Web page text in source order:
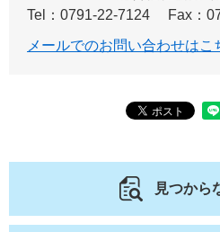
Tel：0791-22-7124
Fax：
メールでのお問い合わせはこ
見つから